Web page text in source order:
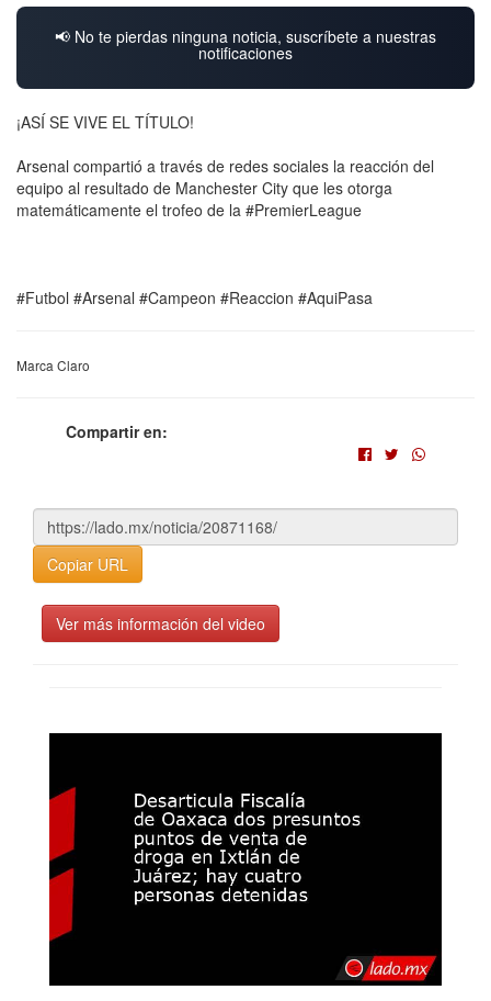
📢 No te pierdas ninguna noticia, suscríbete a nuestras
notificaciones
¡ASÍ SE VIVE EL TÍTULO!
Arsenal compartió a través de redes sociales la reacción del
equipo al resultado de Manchester City que les otorga
matemáticamente el trofeo de la #PremierLeague
#Futbol #Arsenal #Campeon #Reaccion #AquiPasa
Marca Claro
Compartir en:
Copiar URL
Ver más información del video